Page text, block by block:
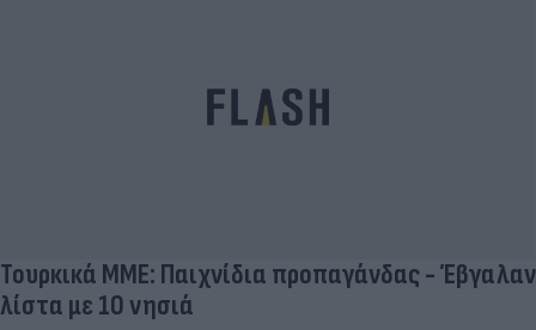
Τουρκικά ΜΜΕ: Παιχνίδια προπαγάνδας - Έβγαλαν
λίστα με 10 νησιά